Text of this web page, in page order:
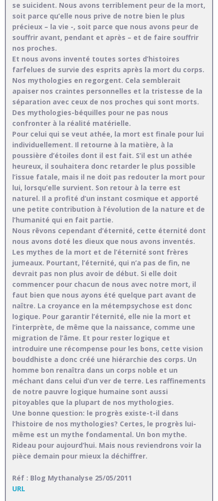
se suicident. Nous avons terriblement peur de la mort,
soit parce qu’elle nous prive de notre bien le plus
précieux – la vie -, soit parce que nous avons peur de
souffrir avant, pendant et après – et de faire souffrir
nos proches.
Et nous avons inventé toutes sortes d’histoires
farfelues de survie des esprits après la mort du corps.
Nos mythologies en regorgent. Cela semblerait
apaiser nos craintes personnelles et la tristesse de la
séparation avec ceux de nos proches qui sont morts.
Des mythologies-béquilles pour ne pas nous
confronter à la réalité matérielle.
Pour celui qui se veut athée, la mort est finale pour lui
individuellement. Il retourne à la matière, à la
poussière d’étoiles dont il est fait. S’il est un athée
heureux, il souhaitera donc retarder le plus possible
l’issue fatale, mais il ne doit pas redouter la mort pour
lui, lorsqu’elle survient. Son retour à la terre est
naturel. Il a profité d’un instant cosmique et apporté
une petite contribution à l’évolution de la nature et de
l’humanité qui en fait partie.
Nous rêvons cependant d’éternité, cette éternité dont
nous avons doté les dieux que nous avons inventés.
Les mythes de la mort et de l’éternité sont frères
jumeaux. Pourtant, l’éternité, qui n’a pas de fin, ne
devrait pas non plus avoir de début. Si elle doit
commencer pour chacun de nous avec notre mort, il
faut bien que nous ayons été quelque part avant de
naître. La croyance en la métempsychose est donc
logique. Pour garantir l’éternité, elle nie la mort et
l’interprète, de même que la naissance, comme une
migration de l’âme. Et pour rester logique et
introduire une récompense pour les bons, cette vision
bouddhiste a donc créé une hiérarchie des corps. Un
homme bon renaîtra dans un corps noble et un
méchant dans celui d’un ver de terre. Les raffinements
de notre pauvre logique humaine sont aussi
pitoyables que la plupart de nos mythologies.
Une bonne question: le progrès existe-t-il dans
l’histoire de nos mythologies? Certes, le progrès lui-
même est un mythe fondamental. Un bon mythe.
Rideau pour aujourd’hui. Mais nous reviendrons voir la
pièce demain pour mieux la déchiffrer.
Réf : Blog Mythanalyse 25/05/2011
URL